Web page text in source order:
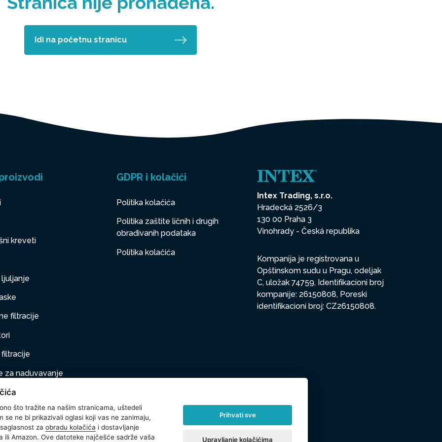
Idi na početnu stranicu
kreveti
filtracije
filtracije
za naduvavanje
na naduvavanje
oprema
GDPR i kolačići
Politika kolačića
Politika zaštite ličnih i drugih
obrađivanih podataka
Politika kolačića
Intex Trading, s.r.o.
Hradecká 2526/3
130 00 Praha 3
Vinohrady - Česká republika
Kompanija je registrovana u
Opštinskom sudu u Pragu, odeljak
C, uložak 74759, Identifikacioni broj
kompanije: 26150808, Poreski
identifikacioni broj: CZ26150808.
što tražite na našim stranicama, uštedeli
se ne bi prikazivali oglasi koji vas ne zanimaju,
za obradu kolačića i dostavljanje
ili Amazon. Ove datoteke najčešće sadrže vaša
Prihvati sve
Upravljanje kolačićima